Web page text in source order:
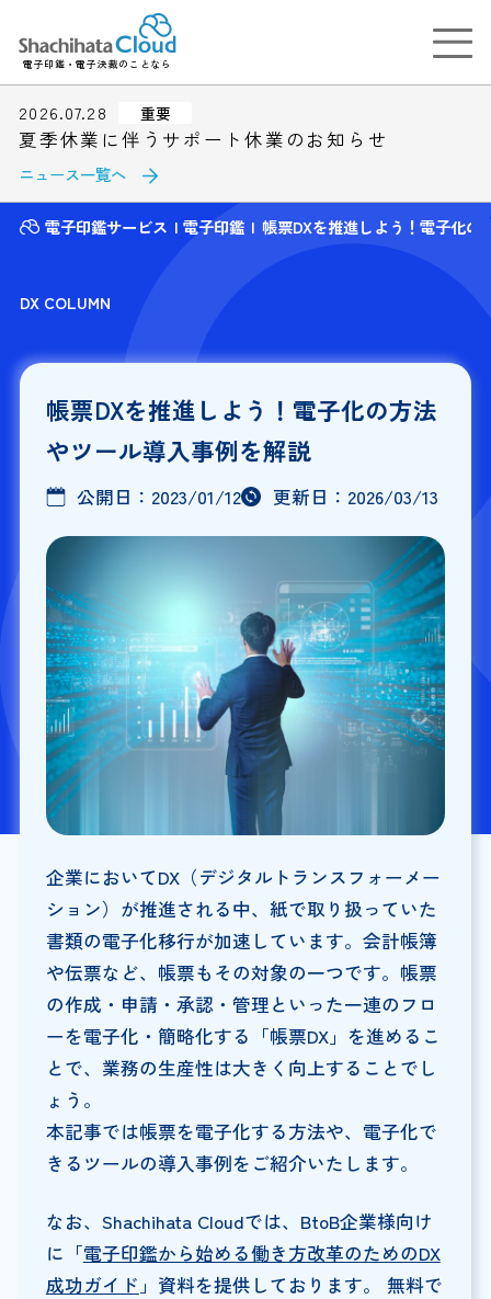
電子印鑑・電子決裁のことなら
2026.07.28 重要
夏季休業に伴うサポート休業のお知らせ
ニュース一覧へ
電子印鑑サービス 電子印鑑 帳票DXを推進しよう！電子化の
DX COLUMN
帳票DXを推進しよう！電子化の方法
やツール導入事例を解説
公開日： 2023/01/12 更新日： 2026/03/13
企業においてDX（デジタルトランスフォーメー
ション）が推進される中、紙で取り扱っていた
書類の電子化移行が加速しています。会計帳簿
や伝票など、帳票もその対象の一つです。帳票
の作成・申請・承認・管理といった一連のフロ
ーを電子化・簡略化する「帳票DX」を進めるこ
とで、業務の生産性は大きく向上することでし
ょう。
本記事では帳票を電子化する方法や、電子化で
きるツールの導入事例をご紹介いたします。
なお、Shachihata Cloudでは、BtoB企業様向け
に「電子印鑑から始める働き方改革のためのDX
成功ガイド 」資料を提供しております。 無料で